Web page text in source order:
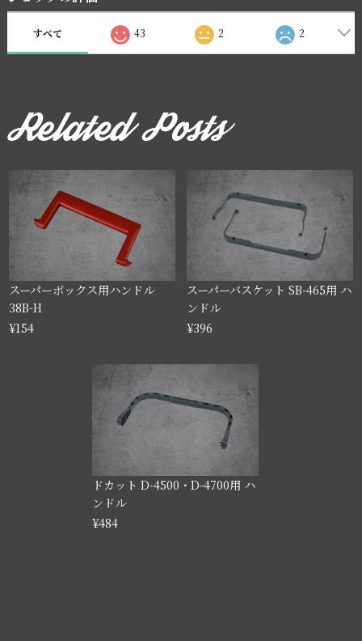
すべて 43 2 2
スーパーボックス用ハンドル
38B-H
¥154
スーパーバスケット SB-465用 ハ
ンドル
¥396
ドカット D-4500・D-4700用 ハ
ンドル
¥484